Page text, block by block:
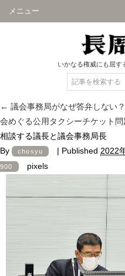
メニュー
いかなる権威にも屈す
← 議会事務局がなぜ答弁しない
会めぐる公用タクシーチケット問
相談する議長と議会事務局長
By
chosyu | Published 2022
900 pixels